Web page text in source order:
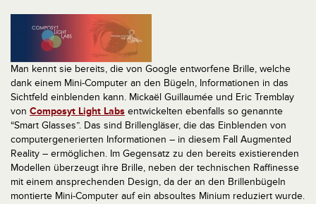
Man kennt sie bereits, die von Google entworfene Brille, welche
dank einem Mini-Computer an den Bügeln, Informationen in das
Sichtfeld einblenden kann. Mickaël Guillaumée und Eric Tremblay
von Composyt Light Labs entwickelten ebenfalls so genannte
“Smart Glasses”. Das sind Brillengläser, die das Einblenden von
computergenerierten Informationen – in diesem Fall Augmented
Reality – ermöglichen. Im Gegensatz zu den bereits existierenden
Modellen überzeugt ihre Brille, neben der technischen Raffinesse
mit einem ansprechenden Design, da der an den Brillenbügeln
montierte Mini-Computer auf ein absoultes Minium reduziert wurde.